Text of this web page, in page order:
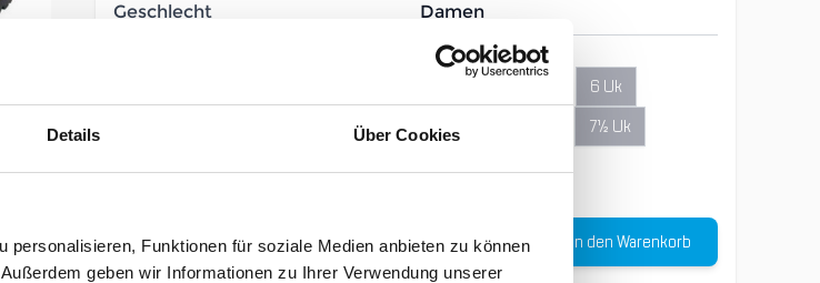
Details Über Cookies
personalisieren, Funktionen für soziale Medien anbieten zu können
geben wir Informationen zu Ihrer Verwendung unserer
Geschlecht Damen
6 Uk
6½ Uk
7½ Uk
8 Uk
8½ Uk
unser Preis ab:259,95 € In den Warenkorb